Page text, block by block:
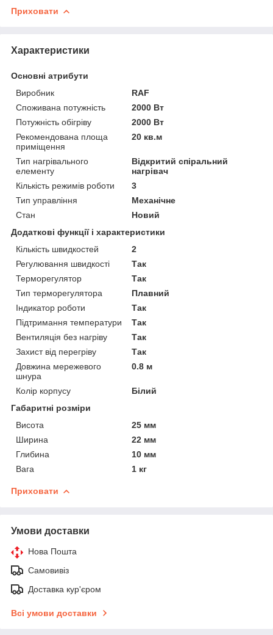
Приховати
Характеристики
Основні атрибути
Виробник
RAF
Споживана потужність
2000 Вт
Потужність обігріву
2000 Вт
Рекомендована площа
приміщення
20 кв.м
Тип нагрівального
елементу
Відкритий спіральний
нагрівач
Кількість режимів роботи
3
Тип управління
Механічне
Стан
Новий
Додаткові функції і характеристики
Кількість швидкостей
2
Регулювання швидкості
Так
Терморегулятор
Так
Тип терморегулятора
Плавний
Індикатор роботи
Так
Підтримання температури
Так
Вентиляція без нагріву
Так
Захист від перегріву
Так
Довжина мережевого
шнура
0.8 м
Колір корпусу
Білий
Габаритні розміри
Висота
25 мм
Ширина
22 мм
Глибина
10 мм
Вага
1 кг
Приховати
Умови доставки
Нова Пошта
Самовивіз
Доставка кур'єром
Всі умови доставки